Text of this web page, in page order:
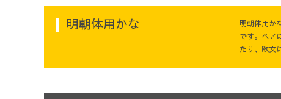
明朝体用かな 明朝体用か
です。ペア
たり、欧文